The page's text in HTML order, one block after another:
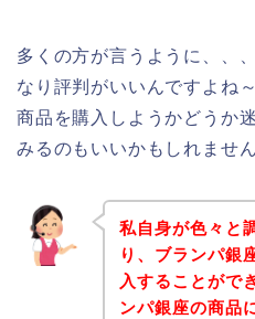
多くの方が言うように、、
なり評判がいいんですよね
商品を購入しようかどうか
みるのもいいかもしれませ
私自身が色々と
り、ブランパ銀
入することがで
ンパ銀座の商品